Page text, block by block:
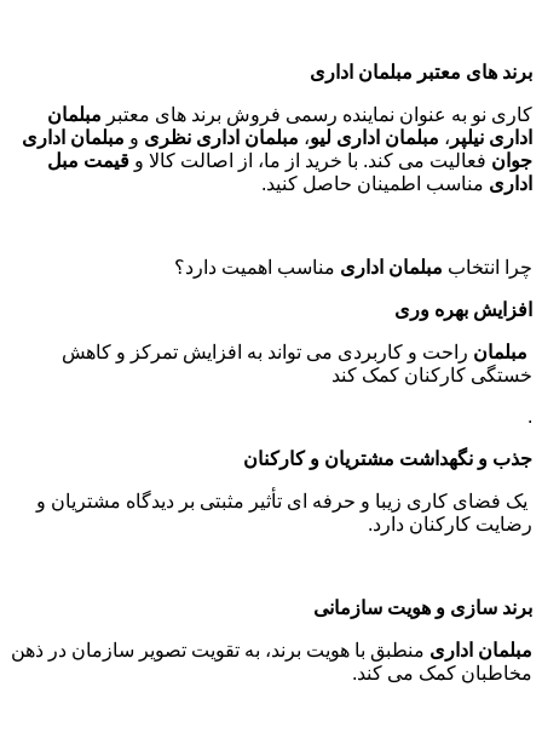
برند های معتبر مبلمان اداری
کاری نو به عنوان نماینده رسمی فروش برند های معتبر مبلمان
اداری نیلپر ، مبلمان اداری لیو، مبلمان اداری نظری و مبلمان اداری
جوان فعالیت می کند. با خرید از ما، از اصالت کالا و قیمت مبل
اداری مناسب اطمینان حاصل کنید.
چرا انتخاب مبلمان اداری مناسب اهمیت دارد؟
افزایش بهره وری
مبلمان راحت و کاربردی می تواند به افزایش تمرکز و کاهش
خستگی کارکنان کمک کند
.
جذب و نگهداشت مشتریان و کارکنان
یک فضای کاری زیبا و حرفه ای تأثیر مثبتی بر دیدگاه مشتریان و
رضایت کارکنان دارد.
برند سازی و هویت سازمانی
مبلمان اداری منطبق با هویت برند، به تقویت تصویر سازمان در ذهن
مخاطبان کمک می کند.